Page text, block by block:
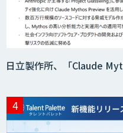
AI価格
Smart
日立製作所、「Claude